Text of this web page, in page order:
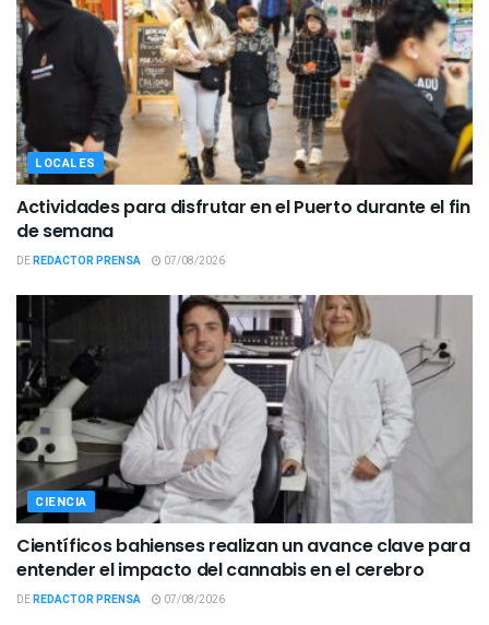
LOCALES
Actividades para disfrutar en el Puerto durante el fin
de semana
DEREDACTOR PRENSA 07/08/2026
CIENCIA
Científicos bahienses realizan un avance clave para
entender el impacto del cannabis en el cerebro
DEREDACTOR PRENSA 07/08/2026